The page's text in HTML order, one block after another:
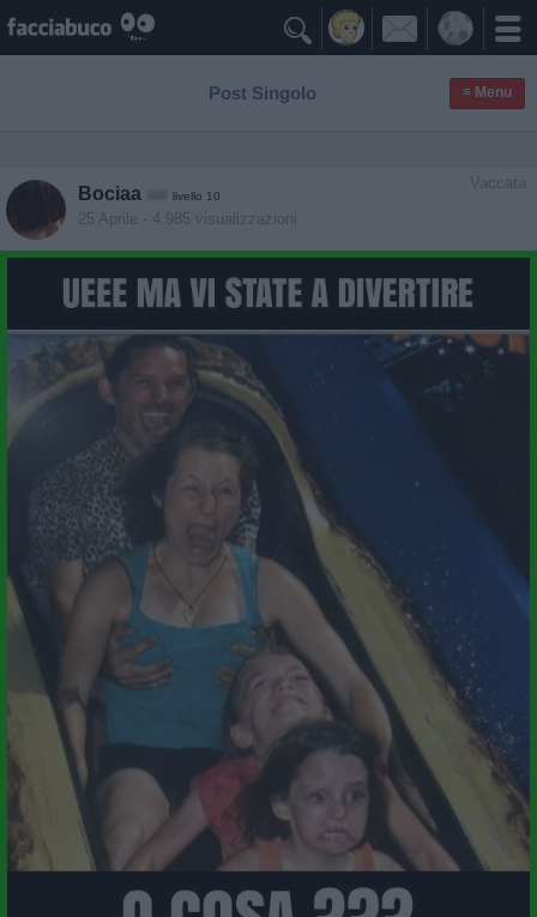

Post Singolo ≡ Menu
Vaccata
Bociaa livello 10
25 Aprile - 4.985 visualizzazioni